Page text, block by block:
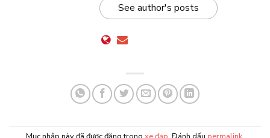
See author's posts